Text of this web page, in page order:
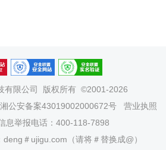
有限公司
版权所有 ©2001-2026
湘公安备案43019002000672号
营业执照
息举报电话：400-118-7898
＃ujigu.com（请将＃替换成@）